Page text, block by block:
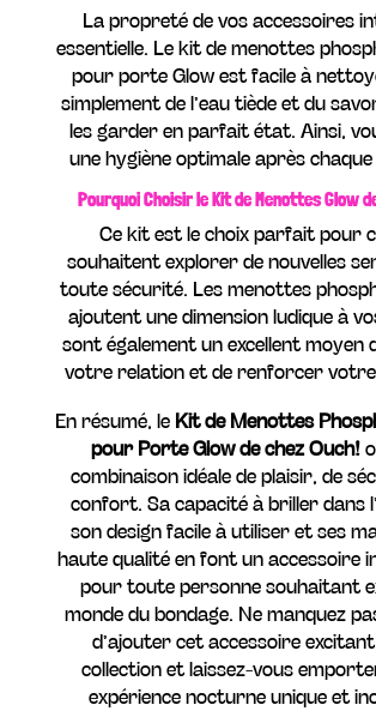
La propreté de vos accessoires
essentielle. Le kit de menottes
pour porte Glow est facile à
simplement de l’eau tiède et du
les garder en parfait état. Ainsi,
une hygiène optimale après
Pourquoi Choisir le Kit de Menottes Glow
Ce kit est le choix parfait pour
souhaitent explorer de nouvelles
toute sécurité. Les menottes
ajoutent une dimension ludique à
sont également un excellent moyen
votre relation et de renforcer
En résumé, le Kit de Menottes
pour Porte Glow de chez Ouch!
combinaison idéale de plaisir, de
confort. Sa capacité à briller dans
son design facile à utiliser et ses
haute qualité en font un accessoire
pour toute personne souhaitant
monde du bondage. Ne manquez
d’ajouter cet accessoire
collection et laissez-vous
expérience nocturne unique et